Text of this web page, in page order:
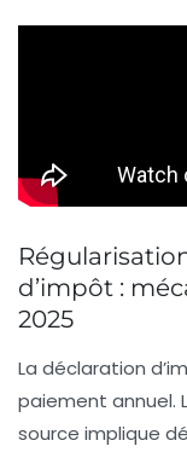
d’impôt :
2025
La déclaration
paiement annuel.
source implique